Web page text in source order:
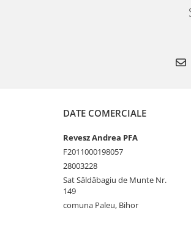
DATE COMERCIALE
Revesz Andrea PFA
F2011000198057
28003228
Sat Săldăbagiu de Munte Nr.
149
comuna Paleu, Bihor